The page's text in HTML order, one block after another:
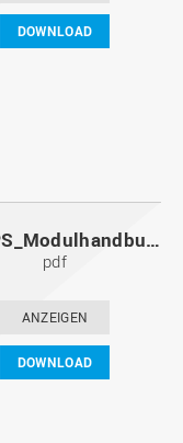
DOWNLOAD
MoPPS_Modulhandbuch_20130601.pdf
pdf
ANZEIGEN
DOWNLOAD